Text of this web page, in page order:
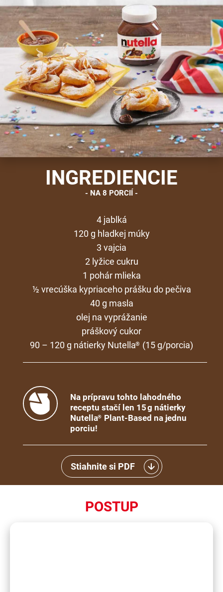
INGREDIENCIE
NA 8 PORCIÍ
4 jablká
120 g hladkej múky
3 vajcia
2 lyžice cukru
1 pohár mlieka
½ vrecúška kypriaceho prášku do pečiva
40 g masla
olej na vyprážanie
práškový cukor
90 – 120 g nátierky Nutella® (15 g/porcia)
Na prípravu tohto lahodného
receptu stačí len 15 g nátierky
Nutella® Plant-Based na jednu
porciu!
Stiahnite si PDF
POSTUP